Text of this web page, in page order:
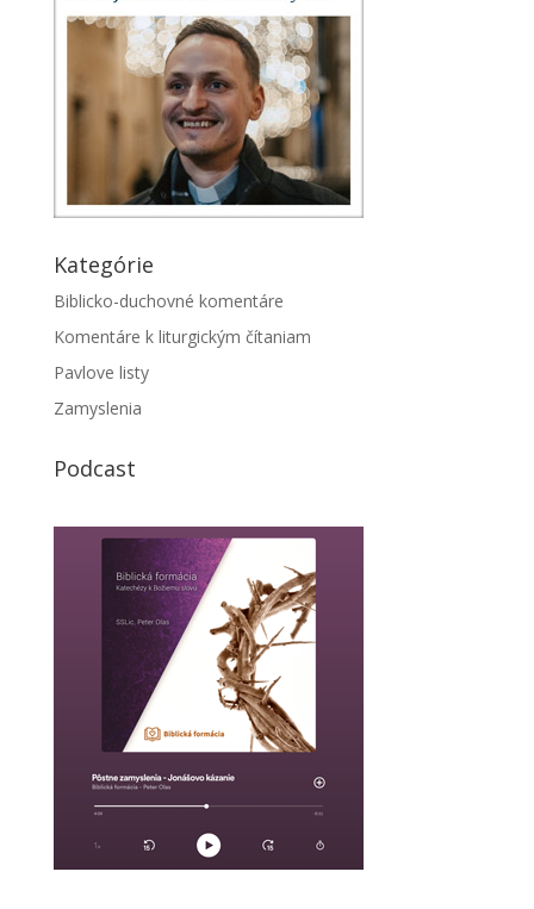
Kategórie
Biblicko-duchovné komentáre
Komentáre k liturgickým čítaniam
Pavlove listy
Zamyslenia
Podcast